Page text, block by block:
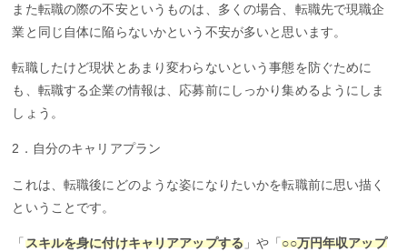
また転職の際の不安というものは、多くの場合、転職先で現職企
業と同じ自体に陥らないかという不安が多いと思います。
転職したけど現状とあまり変わらないという事態を防ぐために
も、転職する企業の情報は、応募前にしっかり集めるようにしま
しょう。
2．自分のキャリアプラン
これは、転職後にどのような姿になりたいかを転職前に思い描く
ということです。
「 スキルを身に付けキャリアアップする 」や「○○万円年収アップ